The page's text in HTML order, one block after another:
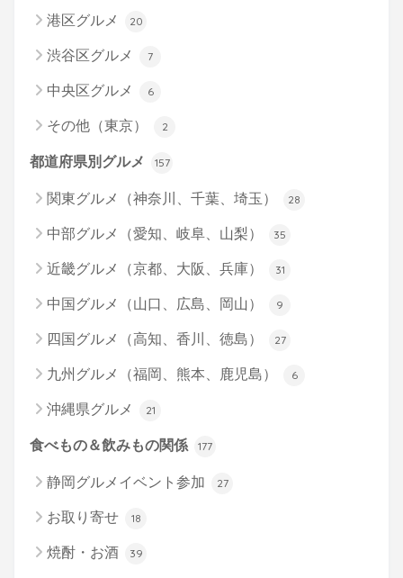
港区グルメ 20
渋谷区グルメ 7
中央区グルメ 6
その他（東京） 2
都道府県別グルメ 157
関東グルメ（神奈川、千葉、埼玉） 28
中部グルメ（愛知、岐阜、山梨） 35
近畿グルメ（京都、大阪、兵庫） 31
中国グルメ（山口、広島、岡山） 9
四国グルメ（高知、香川、徳島） 27
九州グルメ（福岡、熊本、鹿児島） 6
沖縄県グルメ 21
食べもの＆飲みもの関係 177
静岡グルメイベント参加 27
お取り寄せ 18
焼酎・お酒 39